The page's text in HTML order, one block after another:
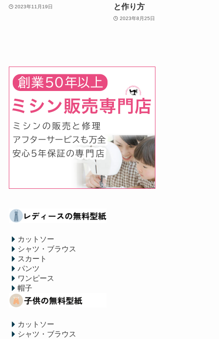
2023年11月19日
と作り方
2023年8月25日
カットソー
シャツ・ブラウス
スカート
パンツ
ワンピース
帽子
カットソー
シャツ・ブラウス